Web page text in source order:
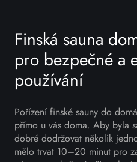
Finská sauna
pro bezpečné a
používání
Pořízení finské sauny do
přímo u vás doma. Aby byla
dobré dodržovat několik
mělo trvat 10–20 minut pro